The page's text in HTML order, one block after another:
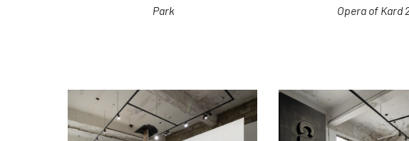
Park
Opera of Kard